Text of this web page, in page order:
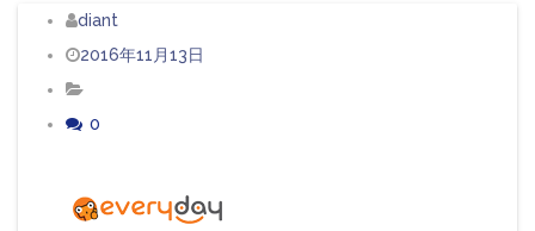
diant
2016年11月13日
0